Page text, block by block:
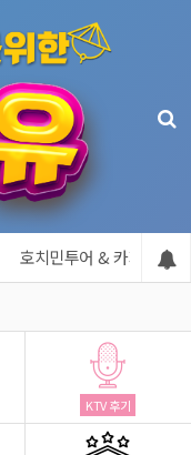
호치민투어 & 카지노
KTV 후기